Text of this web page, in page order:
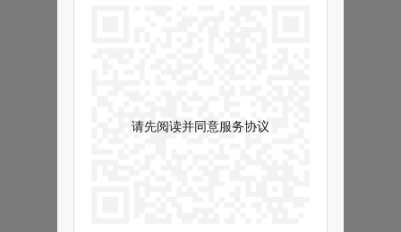
请先阅读并同意服务协议